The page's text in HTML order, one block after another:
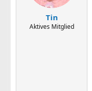
t
a
m
Tin
Aktives Mitglied